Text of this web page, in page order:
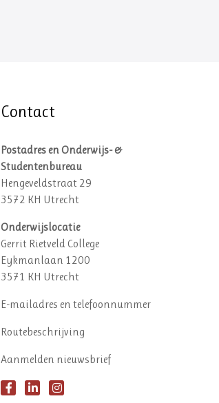
Contact
Postadres en Onderwijs- &
Studentenbureau
Hengeveldstraat 29
3572 KH Utrecht
Onderwijslocatie
Gerrit Rietveld College
Eykmanlaan 1200
3571 KH Utrecht
E-mailadres en telefoonnummer
Routebeschrijving
Aanmelden nieuwsbrief